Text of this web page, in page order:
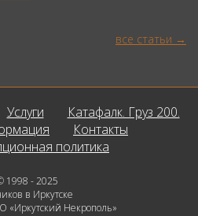
все статьи
Услуги
Катафалк. Груз 200.
Контакты
политика
1998 - 2025
в Иркутске
«Иркутский Некрополь»